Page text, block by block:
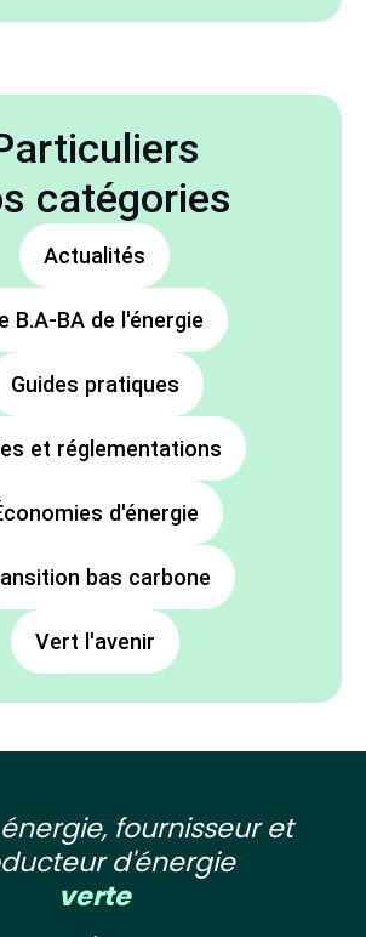
catégories
Actualités
B.A-BA de l'énergie
Guides pratiques
et réglementations
d'énergie
bas carbone
Vert l'avenir
fournisseur et
d'énergie
verte